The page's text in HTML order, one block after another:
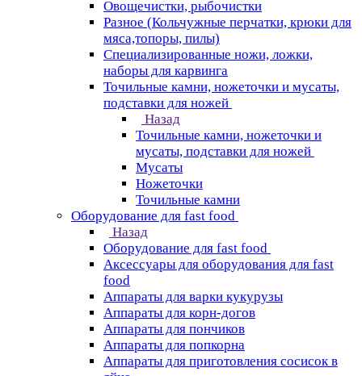
Овощечистки, рыбочистки
Разное (Кольчужные перчатки, крюки для
мяса,топоры, пилы)
Специализированные ножи, ложки,
наборы для карвинга
Точильные камни, ножеточки и мусаты,
подставки для ножей
Назад
Точильные камни, ножеточки и
мусаты, подставки для ножей
Мусаты
Ножеточки
Точильные камни
Оборудование для fast food
Назад
Оборудование для fast food
Аксессуары для оборудования для fast
food
Аппараты для варки кукурузы
Аппараты для корн-догов
Аппараты для пончиков
Аппараты для попкорна
Аппараты для приготовления сосисок в